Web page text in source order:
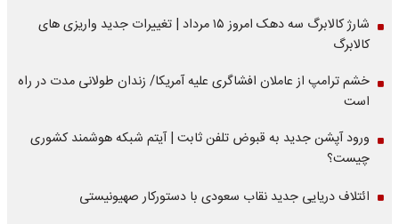
شارژ کالابرگ سه دهک امروز ۱۵ مرداد | تغییرات جدید واریزی های
کالابرگ
خشم ترامپ از عاملان افشاگری‌ علیه آمریکا/ زندان طولانی مدت در راه
است
ورود آپشن جدید به قبوض تلفن ثابت | آیتم شبکه هوشمند کشوری
چیست؟
ائتلاف دریایی جدید نقاب سعودی با دستورکار صهیونیستی